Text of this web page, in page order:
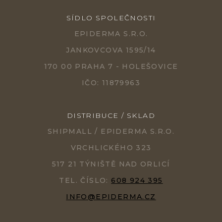
SÍDLO SPOLEČNOSTI
EPIDERMA S.R.O.
JANKOVCOVA 1595/14
170 00 PRAHA 7 - HOLEŠOVICE
IČO: 11879963
DISTRIBUCE / SKLAD
SHIPMALL / EPIDERMA S.R.O.
VRCHLICKÉHO 323
517 21 TÝNIŠTĚ NAD ORLICÍ
TEL. ČÍSLO: 608 924 395
INFO@EPIDERMA.CZ